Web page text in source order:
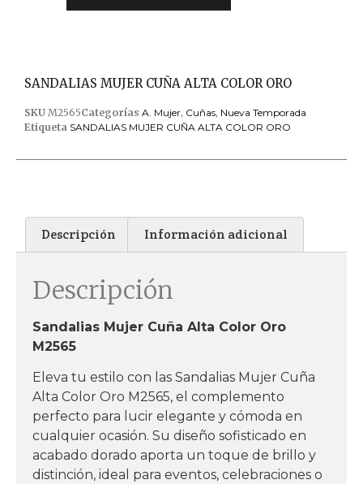
SANDALIAS MUJER CUÑA ALTA COLOR ORO
SKU M2565Categorías A. Mujer, Cuñas, Nueva Temporada
Etiqueta SANDALIAS MUJER CUÑA ALTA COLOR ORO
Descripción Información adicional
Descripción
Sandalias Mujer Cuña Alta Color Oro
M2565
Eleva tu estilo con las Sandalias Mujer Cuña
Alta Color Oro M2565, el complemento
perfecto para lucir elegante y cómoda en
cualquier ocasión. Su diseño sofisticado en
acabado dorado aporta un toque de brillo y
distinción, ideal para eventos, celebraciones o